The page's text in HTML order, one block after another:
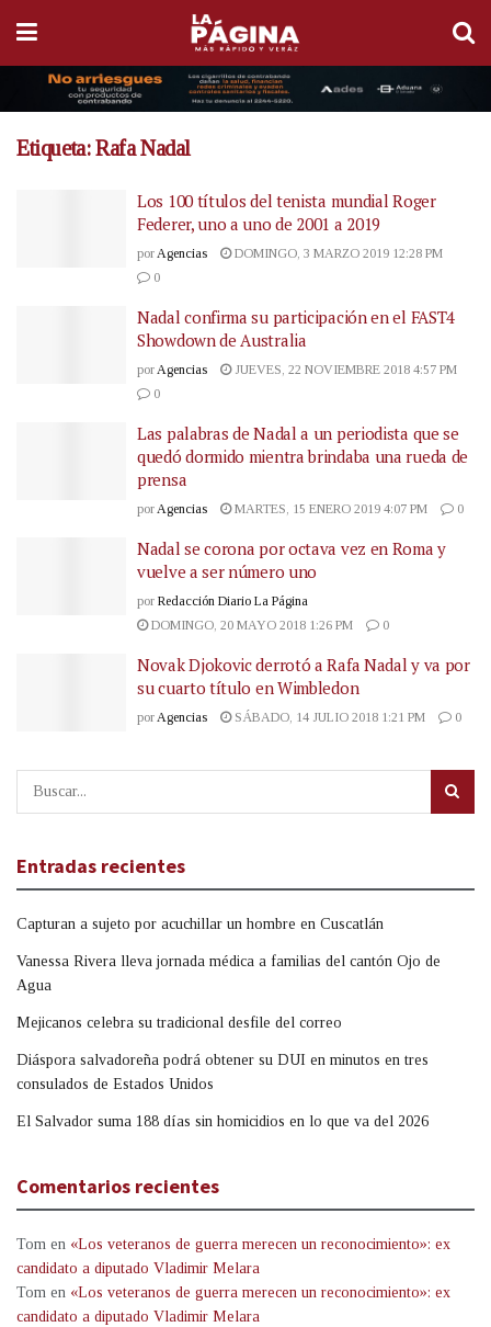
Etiqueta:Rafa Nadal
Los 100 títulos del tenista mundial Roger
Federer, uno a uno de 2001 a 2019
por Agencias
DOMINGO, 3 MARZO 2019 12:28 PM
0
Nadal confirma su participación en el FAST4
Showdown de Australia
por Agencias
JUEVES, 22 NOVIEMBRE 2018 4:57 PM
0
Las palabras de Nadal a un periodista que se
quedó dormido mientra brindaba una rueda de
prensa
por Agencias MARTES, 15 ENERO 2019 4:07 PM 0
Nadal se corona por octava vez en Roma y
vuelve a ser número uno
por Redacción Diario La Página
DOMINGO, 20 MAYO 2018 1:26 PM
0
Novak Djokovic derrotó a Rafa Nadal y va por
su cuarto título en Wimbledon
por Agencias SÁBADO, 14 JULIO 2018 1:21 PM 0
Entradas recientes
Capturan a sujeto por acuchillar un hombre en Cuscatlán
Vanessa Rivera lleva jornada médica a familias del cantón Ojo de
Agua
Mejicanos celebra su tradicional desfile del correo
Diáspora salvadoreña podrá obtener su DUI en minutos en tres
consulados de Estados Unidos
El Salvador suma 188 días sin homicidios en lo que va del 2026
Comentarios recientes
Tom en «Los veteranos de guerra merecen un reconocimiento»: ex
candidato a diputado Vladimir Melara
Tom en «Los veteranos de guerra merecen un reconocimiento»: ex
candidato a diputado Vladimir Melara